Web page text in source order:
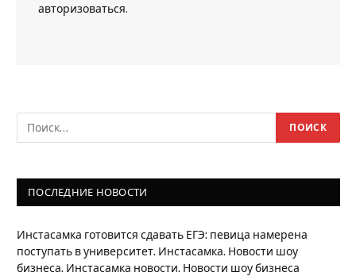
авторизоваться.
ПОСЛЕДНИЕ НОВОСТИ
Инстасамка готовится сдавать ЕГЭ: певица намерена
поступать в университет. Инстасамка. Новости шоу
бизнеса. Инстасамка новости. Новости шоу бизнеса